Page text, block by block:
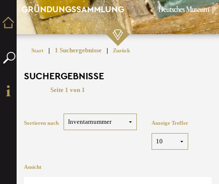
GRÜNDUNGSSAMMLUNG
Start | 1 Suchergebnisse | Zurück
SUCHERGEBNISSE
Seite 1 von 1
Sortieren nach Anzeige Treffer
Ansicht